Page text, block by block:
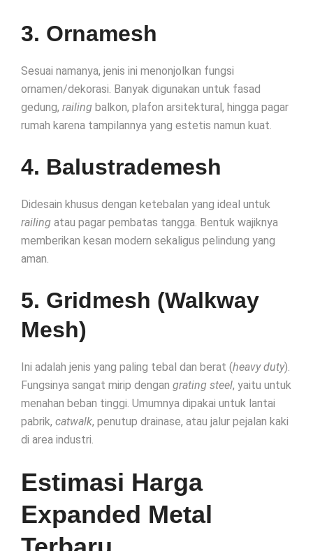
3. Ornamesh
Sesuai namanya, jenis ini menonjolkan fungsi
ornamen/dekorasi. Banyak digunakan untuk fasad
gedung, railing balkon, plafon arsitektural, hingga pagar
rumah karena tampilannya yang estetis namun kuat.
4. Balustrademesh
Didesain khusus dengan ketebalan yang ideal untuk
railing atau pagar pembatas tangga. Bentuk wajiknya
memberikan kesan modern sekaligus pelindung yang
aman.
5. Gridmesh (Walkway
Mesh)
Ini adalah jenis yang paling tebal dan berat (heavy duty).
Fungsinya sangat mirip dengan grating steel, yaitu untuk
menahan beban tinggi. Umumnya dipakai untuk lantai
pabrik, catwalk, penutup drainase, atau jalur pejalan kaki
di area industri.
Estimasi Harga
Expanded Metal